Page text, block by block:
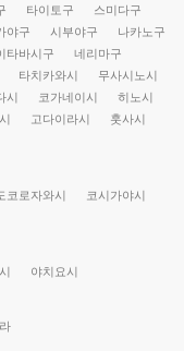
타이토구
스미다구
야구 시부야구
나카노구
타바시구
네리마구
타치카와시
무사시노시
시 코가네이시
히노시
고다이라시
훗사시
코로자와시
코시가야시
야치요시